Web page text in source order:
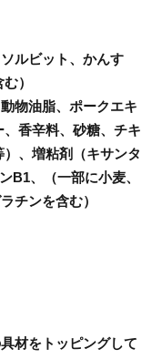
ルビット、かんす
）
物油脂、ポークエキ
香辛料、砂糖、チキ
、増粘剤（キサンタ
B1、（一部に小麦、
チンを含む）
材をトッピングして